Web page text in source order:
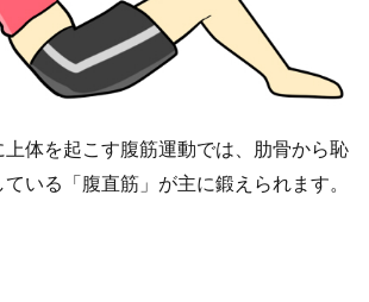
上体を起こす腹筋運動では、肋骨から恥
いる「腹直筋」が主に鍛えられます。